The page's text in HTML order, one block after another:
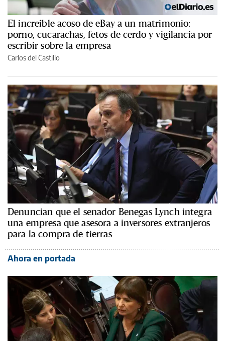
El increíble acoso de eBay a un matrimonio:
porno, cucarachas, fetos de cerdo y vigilancia por
escribir sobre la empresa
Carlos del Castillo
Denuncian que el senador Benegas Lynch integra
una empresa que asesora a inversores extranjeros
para la compra de tierras
Ahora en portada